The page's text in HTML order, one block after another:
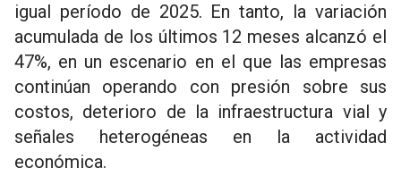
igual período de 2025. En tanto, la variación
acumulada de los últimos 12 meses alcanzó el
47%, en un escenario en el que las empresas
continúan operando con presión sobre sus
costos, deterioro de la infraestructura vial y
señales heterogéneas en la actividad
económica.